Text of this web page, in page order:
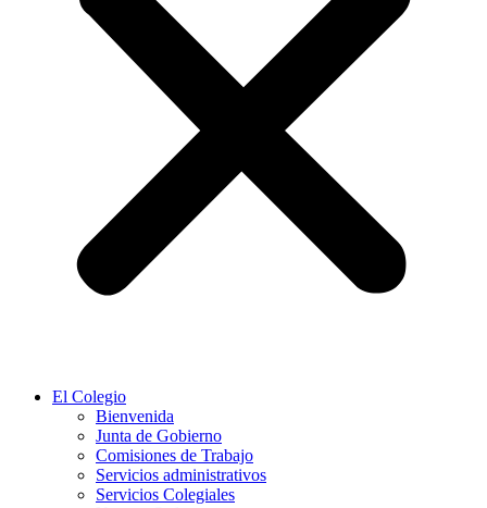
El Colegio
Bienvenida
Junta de Gobierno
Comisiones de Trabajo
Servicios administrativos
Servicios Colegiales